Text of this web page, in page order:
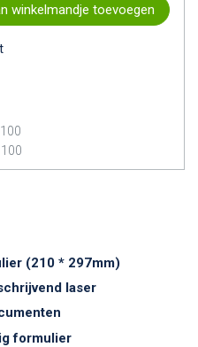
winkelmandje toevoegen
100
100
(210 * 297mm)
laser
formulier